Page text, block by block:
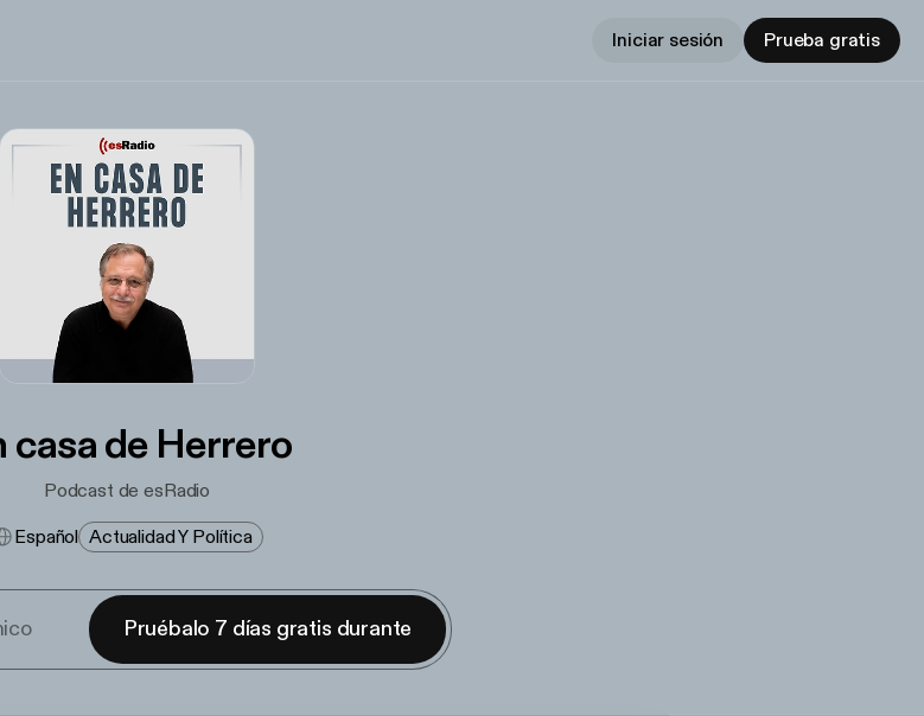
Iniciar sesión Prueba gratis
casa de Herrero
Podcast de esRadio
Español Actualidad Y Política
Pruébalo 7 días gratis durante